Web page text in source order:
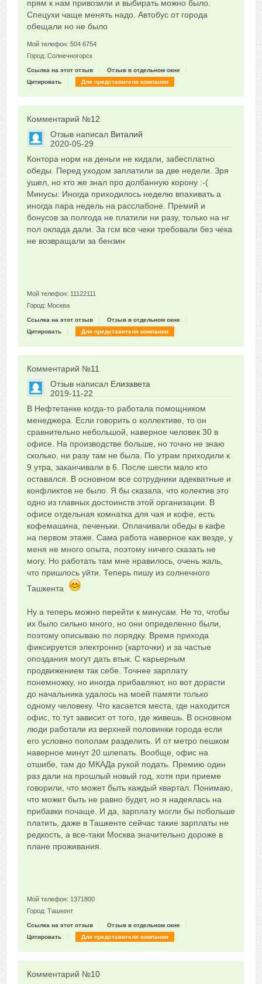
прям к нам привозили и выбирать можно было.
Спецухи чаще менять надо. Автобус от города
обещали но не было
Мой телефон: 504 6754
Город: Солнечногорск
Ссылка на этот отзыв
Отзыв в отдельном окне
Цитировать
Для представителя компании
Комментарий №12
Отзыв написал Виталий
2020-05-29
0
Сказать друзьям об отзыве
Контора норм на деньги не кидали, забесплатно
обеды. Перед уходом заплатили за две недели. Зря
ушел, но кто же знал про долбанную корону :-(
Минусы: Иногда приходилось неделю впахивать а
иногда пара недель на расслабоне. Премий и
бонусов за полгода не платили ни разу, только на нг
пол оклада дали. За гсм все чеки требовали без чека
не возвращали за бензин
Мой телефон: 11122111
Город: Москва
Ссылка на этот отзыв
Отзыв в отдельном окне
Цитировать
Для представителя компании
Комментарий №11
Отзыв написал Елизавета
2019-11-22
0
Сказать друзьям об отзыве
В Нефтетанке когда-то работала помощником
менеджера. Если говорить о коллективе, то он
сравнительно небольшой, наверное человек 30 в
офисе. На производстве больше, но точно не знаю
сколько, ни разу там не была. По утрам приходили к
9 утра, заканчивали в 6. После шести мало кто
оставался. В основном все сотрудники адекватные и
конфликтов не было. Я бы сказала, что колектив это
одно из главных достоинств этой организации. В
офисе отдельная комнатка для чая и кофе, есть
кофемашина, печеньки. Оплачивали обеды в кафе
на первом этаже. Сама работа наверное как везде, у
меня не много опыта, поэтому ничего сказать не
могу. Но работать там мне нравилось, очень жаль,
что пришлось уйти. Теперь пишу из солнечного
Ташкента
Ну а теперь можно перейти к минусам. Не то, чтобы
их было сильно много, но они определенно были,
поэтому описываю по порядку. Время прихода
фиксируется электронно (карточки) и за частые
опоздания могут дать втык. С карьерным
продвижением так себе. Точнее зарплату
понемножку, но иногда прибавляют, но вот дорасти
до начальника удалось на моей памяти только
одному человеку. Что касается места, где находится
офис, то тут зависит от того, где живешь. В основном
люди работали из верхней половинки города если
его условно пополам разделить. И от метро пешком
наверное минут 20 шлепать. Вообще, офис на
отшибе, там до МКАДа рукой подать. Премию один
раз дали на прошлый новый год, хотя при приеме
говорили, что может быть каждый квартал. Понимаю,
что может быть не равно будет, но я надеялась на
прибавки почаще. И да, зарплату могли бы побольше
платить, даже в Ташкенте сейчас такие зарплаты не
редкость, а все-таки Москва значительно дороже в
плане проживания.
Мой телефон: 1371800
Город: Ташкент
Ссылка на этот отзыв
Отзыв в отдельном окне
Цитировать
Для представителя компании
Комментарий №10